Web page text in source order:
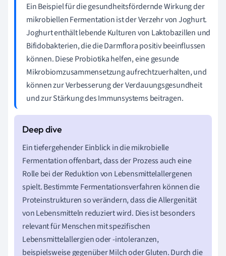
Ein Beispiel für die gesundheitsfördernde Wirkung der
mikrobiellen Fermentation ist der Verzehr von Joghurt.
Joghurt enthält lebende Kulturen von Laktobazillen und
Bifidobakterien, die die Darmflora positiv beeinflussen
können. Diese Probiotika helfen, eine gesunde
Mikrobiomzusammensetzung aufrechtzuerhalten, und
können zur Verbesserung der Verdauungsgesundheit
und zur Stärkung des Immunsystems beitragen.
Ein tiefergehender Einblick in die mikrobielle
Fermentation offenbart, dass der Prozess auch eine
Rolle bei der Reduktion von Lebensmittelallergenen
spielt. Bestimmte Fermentationsverfahren können die
Proteinstrukturen so verändern, dass die Allergenität
von Lebensmitteln reduziert wird. Dies ist besonders
relevant für Menschen mit spezifischen
Lebensmittelallergien oder -intoleranzen,
beispielsweise gegenüber Milch oder Gluten. Durch die